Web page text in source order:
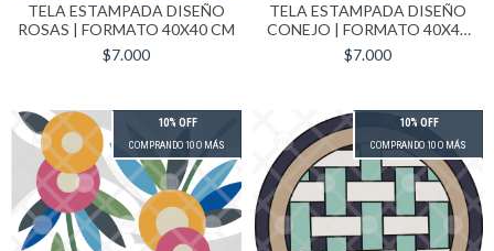
TELA ESTAMPADA DISEÑO
ROSAS | FORMATO 40X40 CM
$7.000
TELA ESTAMPADA DISEÑO
CONEJO | FORMATO 40X40
CM
$7.000
10% OFF
COMPRANDO 10 O MÁS
10% OFF
COMPRANDO 10 O MÁS